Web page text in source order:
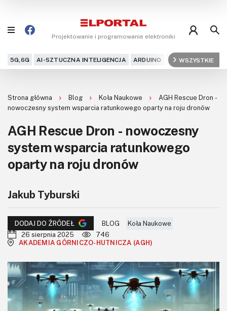
Projektowanie i programowanie elektroniki
5G,6G AI-SZTUCZNA INTELIGENCJA ARDUINO ARM AUDIO
WSZYSTKIE
Projekty
Kursy
DIY+
KITy AVT
Newsletter
Magazyny
Strona główna Blog Koła Naukowe
AGH Rescue Dron -
nowoczesny system wsparcia ratunkowego oparty na roju dronów
AGH Rescue Dron - nowoczesny
system wsparcia ratunkowego
oparty na roju dronów
Jakub Tyburski
DODAJ DO ŹRÓDEŁ BLOG
Koła Naukowe
26 sierpnia 2025
746
AKADEMIA GÓRNICZO-HUTNICZA (AGH)